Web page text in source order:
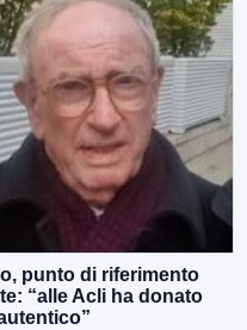
punto di riferimento
“alle Acli ha donato